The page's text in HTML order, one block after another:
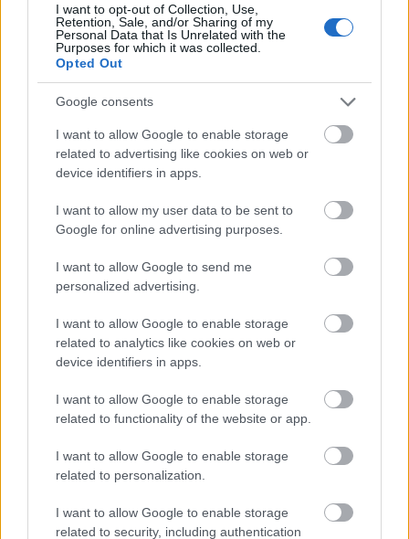
I want to opt-out of Collection, Use,
Retention, Sale, and/or Sharing of my
Personal Data that Is Unrelated with the
Purposes for which it was collected.
Opted Out
Google consents
I want to allow Google to enable storage
related to advertising like cookies on web or
device identifiers in apps.
I want to allow my user data to be sent to
Google for online advertising purposes.
I want to allow Google to send me
personalized advertising.
I want to allow Google to enable storage
related to analytics like cookies on web or
device identifiers in apps.
I want to allow Google to enable storage
related to functionality of the website or app.
I want to allow Google to enable storage
related to personalization.
I want to allow Google to enable storage
related to security, including authentication
85 perc.
A hét bemutatója:
kavarás
Hosszú jegyességnagyívű romantikus drámája után
Jean-Pierre Jeunet visszatért a groteszk komédia
(lásd:Delicatessen, Elveszett gyerekek városa
műfajához. A 27 millió euróból készült filmben Bazin
(Dany Boon) barátai segítségével tönkre akar tenni
két fegyvergyártó vállalatot, őket okolja ugyanis,
hogy egy véletlenül elsült pisztoly miatt egy lövedék
maradt a fejében.
Sikeres honfitársához,
Luc Bessonhoz hasonlóan Jeunet döntően narratív-
vizuális indíttatásból készít filmeket, történet és látvány
organikusan egészítik ki egymást műveiben, de
fogalmazási módja az évtizedek során valamelyest